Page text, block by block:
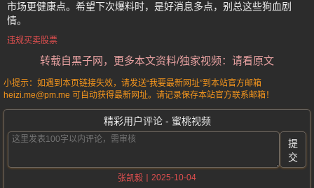
市场更健康点。希望下次爆料时，是好消息多点，别总这些狗血剧
情。
违规买卖股票
转载自黑子网，更多本文资料/独家视频：请看原文
小提示：如遇到本页链接失效，请发送“我要最新网址”到本站官方邮箱
heizi.me@pm.me 可自动获得最新网址。请记录保存本站官方联系邮箱！
精彩用户评论 - 蜜桃视频
提
交
张凯毅
2025-10-04